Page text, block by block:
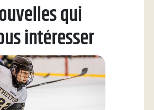
qui
intéresser